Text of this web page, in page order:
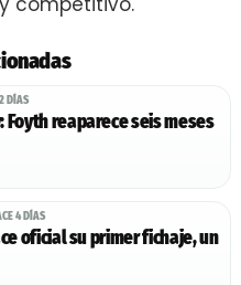
DÍAS
Foyth reaparece seis meses
4 DÍAS
oficial su primer fichaje, un